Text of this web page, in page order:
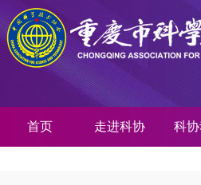
首页 走进科协 科